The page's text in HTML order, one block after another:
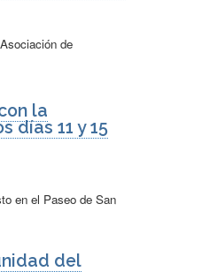
de
la
días 11 y 15
en el Paseo de San
del